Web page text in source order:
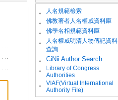
。 人名規範檢索
。 佛教著者人名權威資料庫
。 佛學名相規範資料庫
。
人名權威明清人物傳記資料
查詢
。
CiNii Author Search
。
Library of Congress
Authorities
。
VIAF(Virtual International
Authority File)